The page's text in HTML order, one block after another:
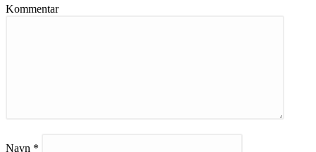
Kommentar
Navn *